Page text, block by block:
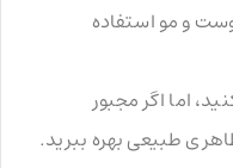
و مو استفاده
اما اگر مجبور
طبیعی بهره ببرید.